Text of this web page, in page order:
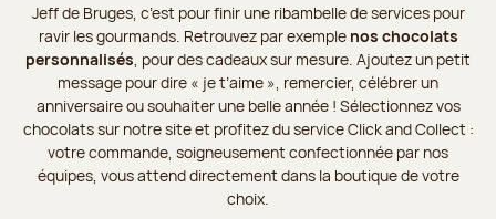
Jeff de Bruges, c’est pour finir une ribambelle de services pour
ravir les gourmands. Retrouvez par exemple nos chocolats
personnalisés , pour des cadeaux sur mesure. Ajoutez un petit
message pour dire « je t’aime », remercier, célébrer un
anniversaire ou souhaiter une belle année ! Sélectionnez vos
chocolats sur notre site et profitez du service Click and Collect :
votre commande, soigneusement confectionnée par nos
équipes, vous attend directement dans la boutique de votre
choix.